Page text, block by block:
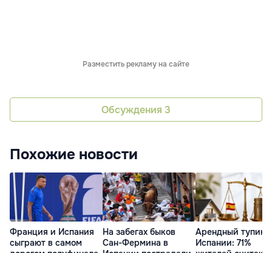
Разместить рекламу на сайте
Обсуждения 3
Похожие новости
Франция и Испания
сыграют в самом
На забегах быков
Сан-Фермина в
Арендный тупик в
Испании: 71%